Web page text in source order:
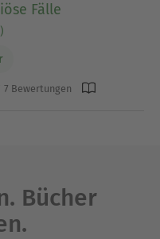
Fälle
7 Bewertungen
Bücher